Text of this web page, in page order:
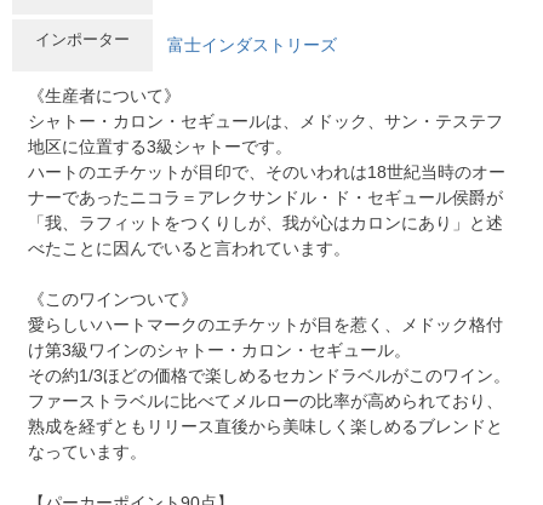
インポーター 富士インダストリーズ
《生産者について》
シャトー・カロン・セギュールは、メドック、サン・テステフ
地区に位置する3級シャトーです。
ハートのエチケットが目印で、そのいわれは18世紀当時のオー
ナーであったニコラ＝アレクサンドル・ド・セギュール侯爵が
「我、ラフィットをつくりしが、我が心はカロンにあり」と述
べたことに因んでいると言われています。
《このワインついて》
愛らしいハートマークのエチケットが目を惹く、メドック格付
け第3級ワインのシャトー・カロン・セギュール。
その約1/3ほどの価格で楽しめるセカンドラベルがこのワイン。
ファーストラベルに比べてメルローの比率が高められており、
熟成を経ずともリリース直後から美味しく楽しめるブレンドと
なっています。